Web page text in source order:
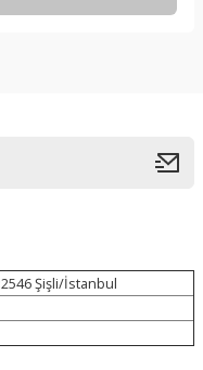
Şişli/İstanbul